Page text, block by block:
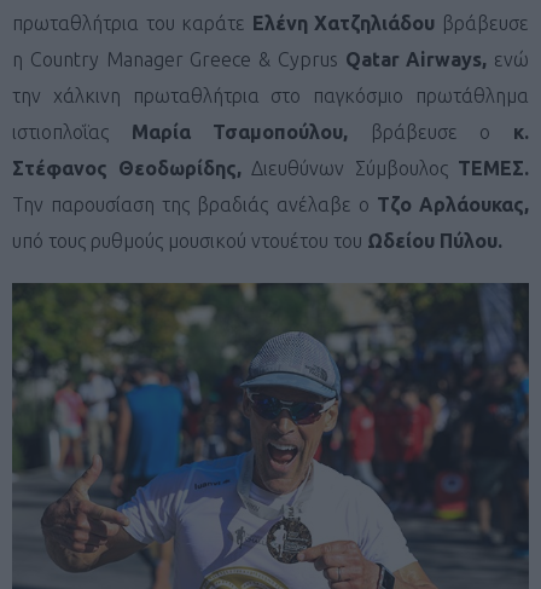
πρωταθλήτρια του καράτε
Ελένη Χατζηλιάδου βράβευσε
η Country Manager Greece & Cyprus Qatar Airways, ενώ
την χάλκινη πρωταθλήτρια στο παγκόσμιο πρωτάθλημα
ιστιοπλοΐας Μαρία Τσαμοπούλου, βράβευσε ο κ.
Στέφανος Θεοδωρίδης, Διευθύνων ΣύμβουλοςΤΕΜΕΣ.
Την παρουσίαση της βραδιάς ανέλαβε ο Τζο Αρλάουκας,
υπό τους ρυθμούς μουσικού ντουέτου του Ωδείου Πύλου.